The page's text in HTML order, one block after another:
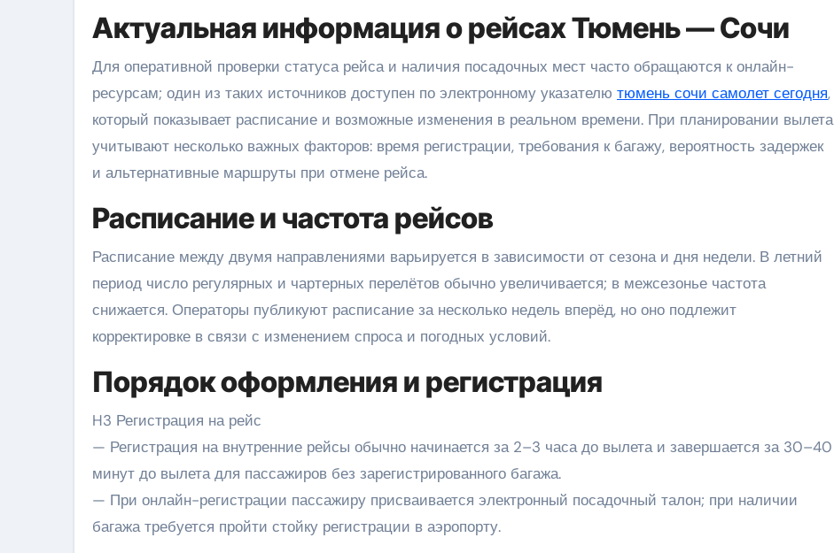
Актуальная информация о рейсах Тюмень — Сочи
Для оперативной проверки статуса рейса и наличия посадочных мест часто обращаются к онлайн-
ресурсам; один из таких источников доступен по электронному указателю тюмень сочи самолет сегодня,
который показывает расписание и возможные изменения в реальном времени. При планировании вылета
учитывают несколько важных факторов: время регистрации, требования к багажу, вероятность задержек
и альтернативные маршруты при отмене рейса.
Расписание и частота рейсов
Расписание между двумя направлениями варьируется в зависимости от сезона и дня недели. В летний
период число регулярных и чартерных перелётов обычно увеличивается; в межсезонье частота
снижается. Операторы публикуют расписание за несколько недель вперёд, но оно подлежит
корректировке в связи с изменением спроса и погодных условий.
Порядок оформления и регистрация
H3 Регистрация на рейс
— Регистрация на внутренние рейсы обычно начинается за 2–3 часа до вылета и завершается за 30–40
минут до вылета для пассажиров без зарегистрированного багажа.
— При онлайн-регистрации пассажиру присваивается электронный посадочный талон; при наличии
багажа требуется пройти стойку регистрации в аэропорту.